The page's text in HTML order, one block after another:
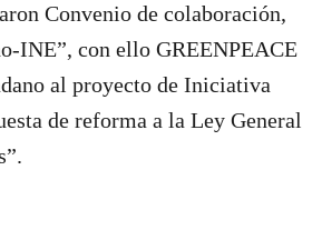
Convenio de colaboración,
INE”, con ello GREENPEACE
al proyecto de Iniciativa
de reforma a la Ley General